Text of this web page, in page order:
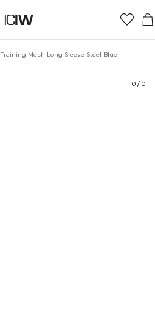
Training Mesh Long Sleeve Steel Blue
0 / 0